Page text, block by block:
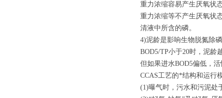
重力浓缩容易产生厌氧状
重力浓缩等不产生厌氧状
清液中所含的磷。
4)泥龄是影响生物脱氮除
BOD5/TP小于20时，泥龄
但如果进水BOD5偏低，
CCAS工艺的*结构和运行
(1)曝气时，污水和污泥处